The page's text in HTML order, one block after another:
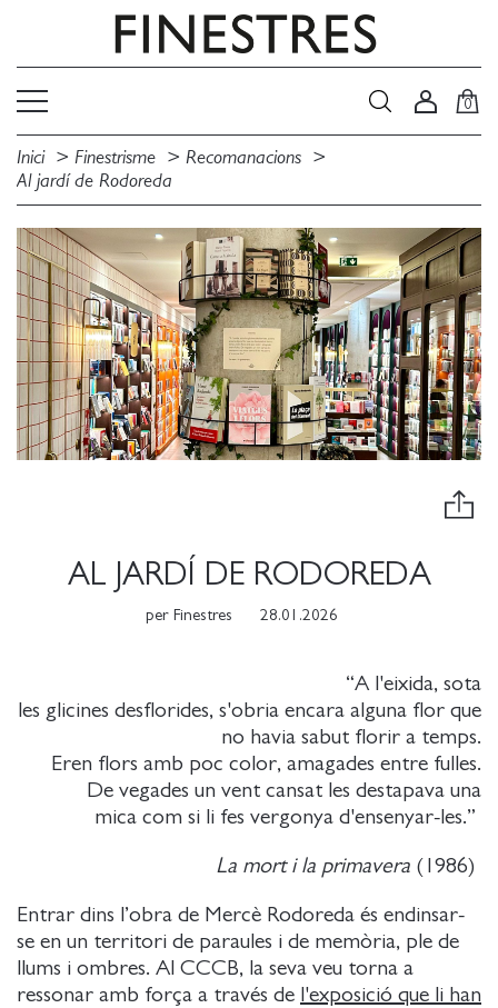
0
Inici Finestrisme
Recomanacions
Al jardí de Rodoreda
AL JARDÍ DE RODOREDA
per Finestres 28.01.2026
“A l'eixida, sota
les glicines desflorides, s'obria encara alguna flor que
no havia sabut florir a temps.
Eren flors amb poc color, amagades entre fulles.
De vegades un vent cansat les destapava una
mica com si li fes vergonya d'ensenyar-les.”
La mort i la primavera (1986)
Entrar dins l’obra de Mercè Rodoreda és endinsar-
se en un territori de paraules i de memòria, ple de
llums i ombres. Al CCCB, la seva veu torna a
ressonar amb força a través de l'exposició que li han